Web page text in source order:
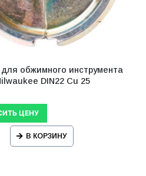
обжимного инструмента
DIN22 Cu 25
В КОРЗИНУ